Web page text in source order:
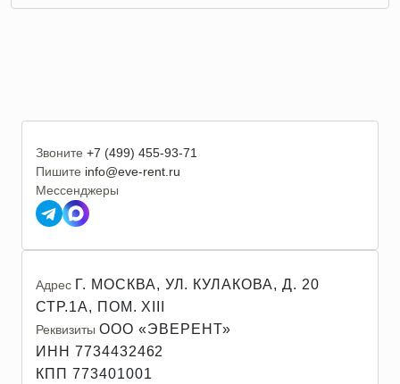
Звоните +7 (499) 455-93-71
Пишите info@eve-rent.ru
Мессенджеры
Адрес Г. МОСКВА, УЛ. КУЛАКОВА, Д. 20
СТР.1А, ПОМ. XIII
Реквизиты ООО «ЭВЕРЕНТ»
ИНН 7734432462
КПП 773401001